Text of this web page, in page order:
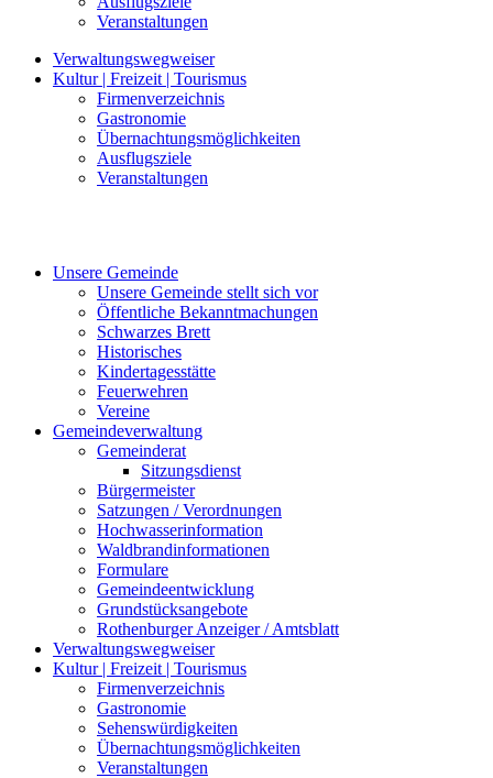
Veranstaltungen
Verwaltungswegweiser
Kultur | Freizeit | Tourismus
Firmenverzeichnis
Gastronomie
Übernachtungsmöglichkeiten
Ausflugsziele
Veranstaltungen
Unsere Gemeinde
Unsere Gemeinde stellt sich vor
Öffentliche Bekanntmachungen
Schwarzes Brett
Historisches
Kindertagesstätte
Feuerwehren
Vereine
Gemeindeverwaltung
Gemeinderat
Sitzungsdienst
Bürgermeister
Satzungen / Verordnungen
Hochwasserinformation
Waldbrandinformationen
Formulare
Gemeindeentwicklung
Grundstücksangebote
Rothenburger Anzeiger / Amtsblatt
Verwaltungswegweiser
Kultur | Freizeit | Tourismus
Firmenverzeichnis
Gastronomie
Sehenswürdigkeiten
Übernachtungsmöglichkeiten
Veranstaltungen